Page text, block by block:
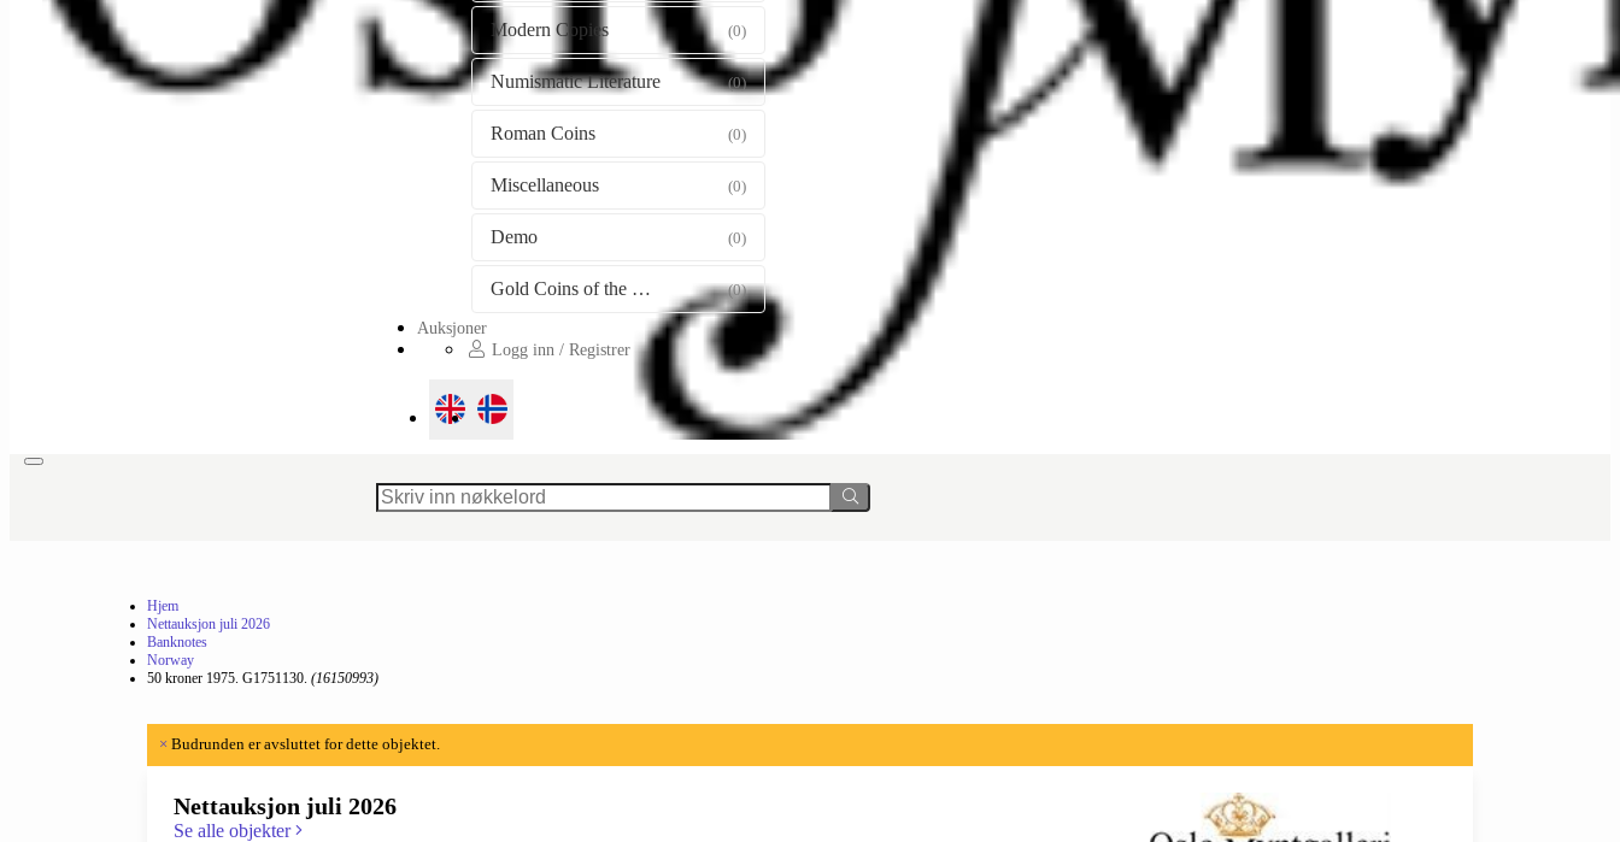
Toggle
Modern Copies (0)
Numismatic Literature (0)
Roman Coins (0)
Miscellaneous (0)
Demo (0)
Gold Coins of the World (0)
Auksjoner
Logg inn / Registrer
Hjem
Nettauksjon juli 2026
Banknotes
Norway
50 kroner 1975. G1751130. (16150993)
× Budrunden er avsluttet for dette objektet.
Nettauksjon juli 2026
Se alle objekter